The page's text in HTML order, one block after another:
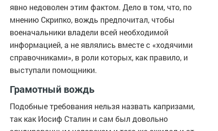
явно недоволен этим фактом. Дело в том, что, по
мнению Скрипко, вождь предпочитал, чтобы
военачальники владели всей необходимой
информацией, а не являлись вместе с «ходячими
справочниками», в роли которых, как правило, и
выступали помощники.
Грамотный вождь
Подобные требования нельзя назвать капризами,
так как Иосиф Сталин и сам был довольно